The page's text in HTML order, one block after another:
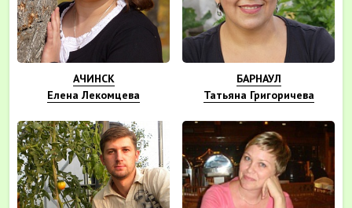
АЧИНСК
Елена Лекомцева
БАРНАУЛ
Татьяна Григоричева